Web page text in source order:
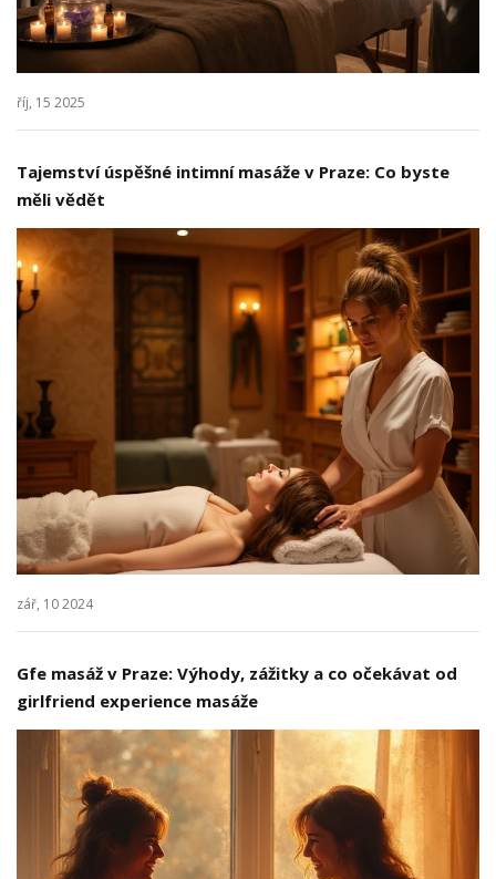
říj, 15 2025
Tajemství úspěšné intimní masáže v Praze: Co byste
měli vědět
zář, 10 2024
Gfe masáž v Praze: Výhody, zážitky a co očekávat od
girlfriend experience masáže